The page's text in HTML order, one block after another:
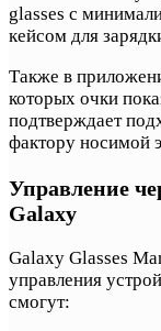
glasses с
кейсом для
Также в
которых очки
подтверждает
фактору носимой
Управление
Galaxy
Galaxy Glasses
управления
смогут: